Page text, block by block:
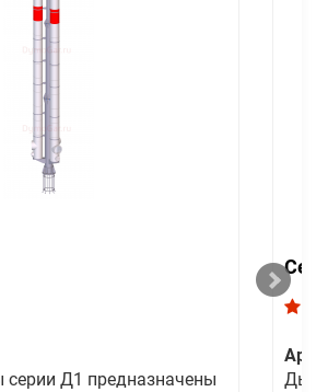
Д1 предназначены